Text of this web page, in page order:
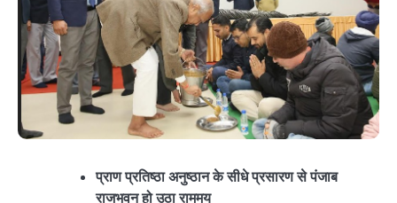
प्राण प्रतिष्ठा अनुष्ठान के सीधे प्रसारण से पंजाब
राजभवन हो उठा राममय